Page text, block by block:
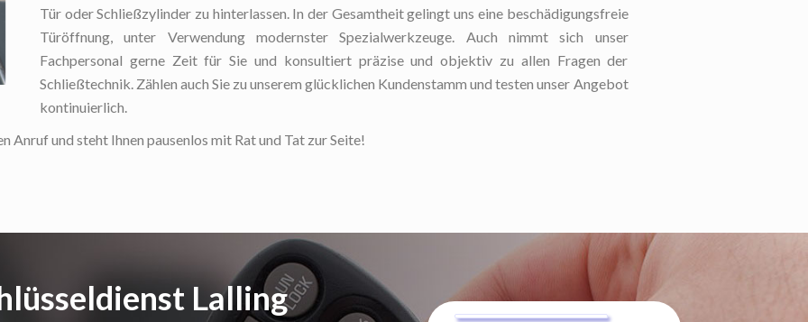
Tür oder Schließzylinder zu hinterlassen. In der Gesamtheit gelingt uns eine beschädigungsfreie
Türöffnung, unter Verwendung modernster Spezialwerkzeuge. Auch nimmt sich unser
Fachpersonal gerne Zeit für Sie und konsultiert präzise und objektiv zu allen Fragen der
Schließtechnik. Zählen auch Sie zu unserem glücklichen Kundenstamm und testen unser Angebot
kontinuierlich.
Anruf und steht Ihnen pausenlos mit Rat und Tat zur Seite!
Lalling